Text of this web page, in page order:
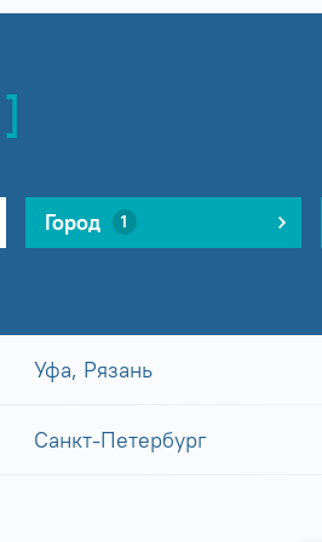
Город 1
Уфа, Рязань
Санкт-Петербург